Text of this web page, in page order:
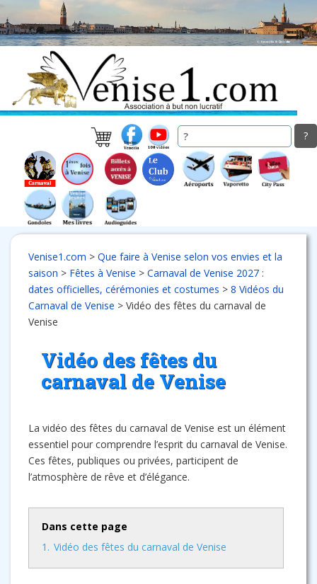
to
main
Venise1.com > Que faire à Venise selon vos envies et la
saison > Fêtes à Venise > Carnaval de Venise 2027 :
dates officielles, cérémonies et costumes > 8 Vidéos du
Carnaval de Venise > Vidéo des fêtes du carnaval de
Venise
Vidéo des fêtes du
carnaval de Venise
La vidéo des fêtes du carnaval de Venise est un élément
essentiel pour comprendre l’esprit du carnaval de Venise.
Ces fêtes, publiques ou privées, participent de
l’atmosphère de rêve et d’élégance.
Dans cette page
1. Vidéo des fêtes du carnaval de Venise